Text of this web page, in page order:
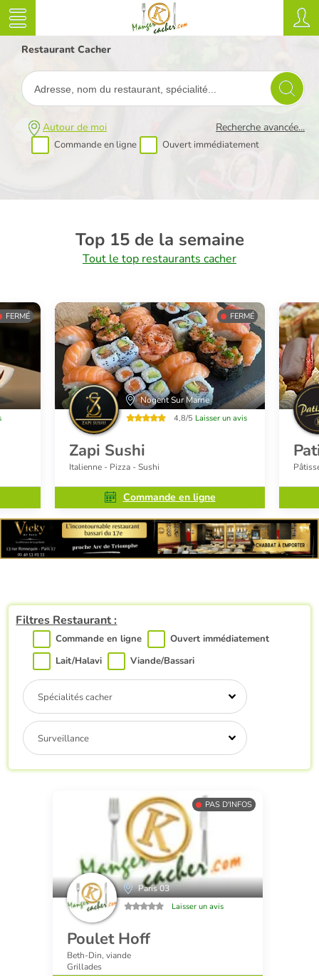
Restaurant Cacher
Autour de moi
Commande en ligne Ouvert immédiatement
Recherche avancée...
Top 15 de la semaine
Tout le top restaurants cacher
FERMÉ FERMÉ
Nogent Sur Marne
4,8/5 Laisser un avis
Zapi Sushi
Italienne - Pizza - Sushi
Commande en ligne
Filtres Restaurant :
Commande en ligne
Ouvert immédiatement
Lait/Halavi
Viande/Bassari
Spécialités cacher
Surveillance
PAS D'INFOS
Paris 03
Laisser un avis
Poulet Hoff
Beth-Din, viande
Grillades